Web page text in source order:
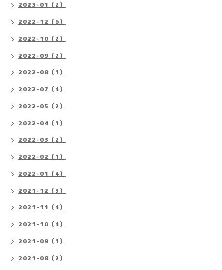
2023-01（2）
2022-12（6）
2022-10（2）
2022-09（2）
2022-08（1）
2022-07（4）
2022-05（2）
2022-04（1）
2022-03（2）
2022-02（1）
2022-01（4）
2021-12（3）
2021-11（4）
2021-10（4）
2021-09（1）
2021-08（2）